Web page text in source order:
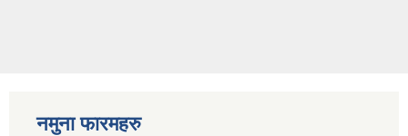
नमुना फारमहरु